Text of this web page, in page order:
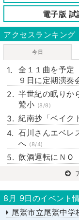
電子版 試
アクセスランキング
今日
全１１曲を予
９日に定期演奏
半世紀の眠り
鷲小 (8/8)
紀南抄「ベイク
石川さんエベレ
へ (8/4)
飲酒運転にＮ
8月 9日のイベント
尾鷲市立尾鷲中